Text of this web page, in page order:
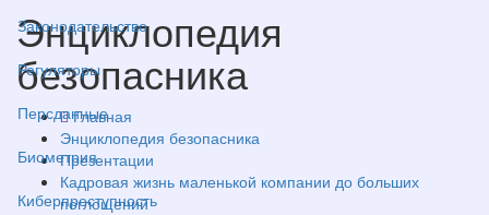
Законодательство
Регуляторы
Персданные
Биометрия
Киберпреступность
Энциклопедия
безопасника
Главная
Энциклопедия безопасника
Презентации
Кадровая жизнь маленькой компании до больших
поглощений